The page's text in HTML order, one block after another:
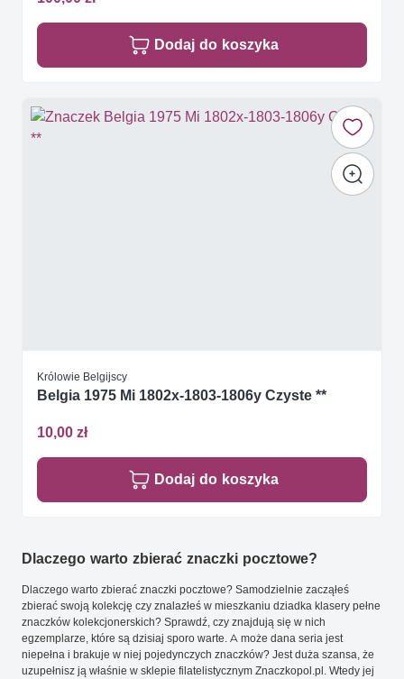
Dodaj do koszyka
Królowie Belgijscy
Belgia 1975 Mi 1802x-1803-1806y Czyste **
10,00 zł
Dodaj do koszyka
Dlaczego warto zbierać znaczki pocztowe?
Dlaczego warto zbierać znaczki pocztowe? Samodzielnie zacząłeś
zbierać swoją kolekcję czy znalazłeś w mieszkaniu dziadka klasery pełne
znaczków kolekcjonerskich? Sprawdź, czy znajdują się w nich
egzemplarze, które są dzisiaj sporo warte. A może dana seria jest
niepełna i brakuje w niej pojedynczych znaczków? Jest duża szansa, że
uzupełnisz ją właśnie w sklepie filatelistycznym Znaczkopol.pl. Wtedy jej